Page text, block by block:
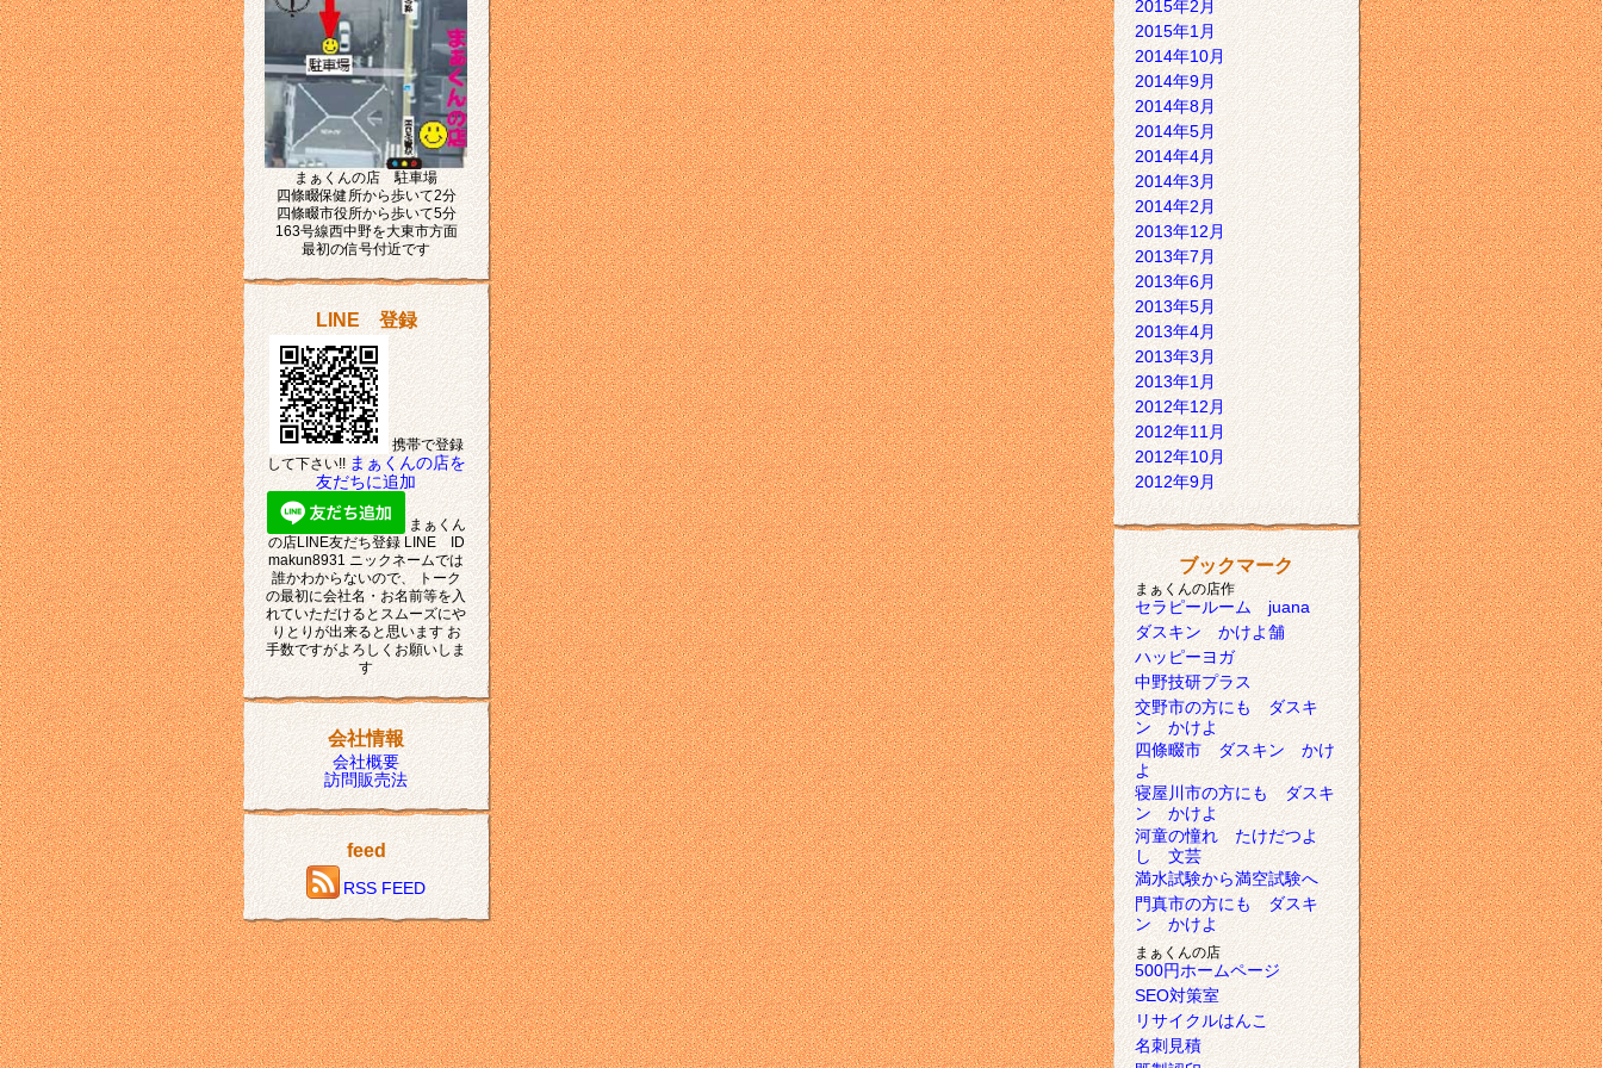
まぁくんの店 駐車場
四條畷保健所から歩いて2分
四條畷市役所から歩いて5分
163号線西中野を大東市方面
最初の信号付近です
LINE 登録
携帯で登録
して下さい!!まぁくんの店を
友だちに追加
まぁくん
の店LINE友だち登録 LINE ID
makun8931 ニックネームでは
誰かわからないので、 トーク
の最初に会社名・お名前等を入
れていただけるとスムーズにや
りとりが出来ると思います お
手数ですがよろしくお願いしま
す
会社情報
会社概要
訪問販売法
feed
RSS FEED
2015年2月
2015年1月
2014年10月
2014年9月
2014年8月
2014年5月
2014年4月
2014年3月
2014年2月
2013年12月
2013年7月
2013年6月
2013年5月
2013年4月
2013年3月
2013年1月
2012年12月
2012年11月
2012年10月
2012年9月
ブックマーク
まぁくんの店作
セラピールーム juana
ダスキン かけよ舗
ハッピーヨガ
中野技研プラス
交野市の方にも ダスキ
ン かけよ
四條畷市 ダスキン かけ
よ
寝屋川市の方にも ダスキ
ン かけよ
河童の憧れ たけだつよ
し 文芸
満水試験から満空試験へ
門真市の方にも ダスキ
ン かけよ
まぁくんの店
500円ホームページ
SEO対策室
リサイクルはんこ
名刺見積